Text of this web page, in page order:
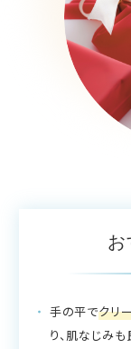
手の平でクリ
り、肌なじみも